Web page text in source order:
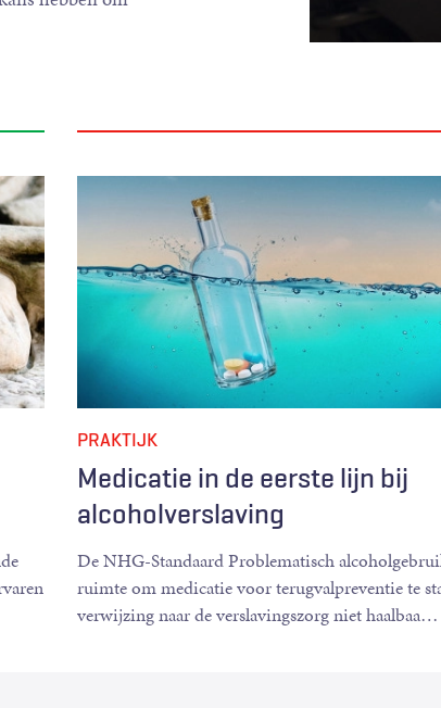
Medicatie in de eerste lijn bij
alcoholverslaving
PRAKTIJK
De NHG-Standaard Problematisch
ruimte om medicatie voor terugvalpreventie te
verwijzing naar de verslavingszorg niet haalbaa…